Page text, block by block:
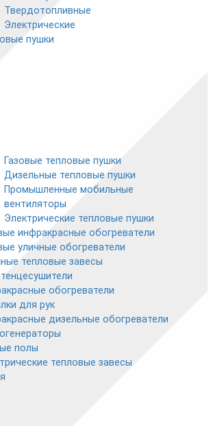
Твердотопливные
Электрические
пушки
Газовые тепловые пушки
Дизельные тепловые пушки
Промышленные мобильные
вентиляторы
Электрические тепловые пушки
инфракрасные обогреватели
уличные обогреватели
тепловые завесы
обогреватели
для рук
дизельные обогреватели
полы
тепловые завесы